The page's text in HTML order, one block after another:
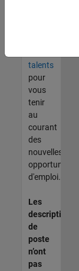
talents
pour
vous
tenir
au
courant
des
nouvelles
opportunités
d'emploi.
Les
descriptions
de
poste
n’ont
pas